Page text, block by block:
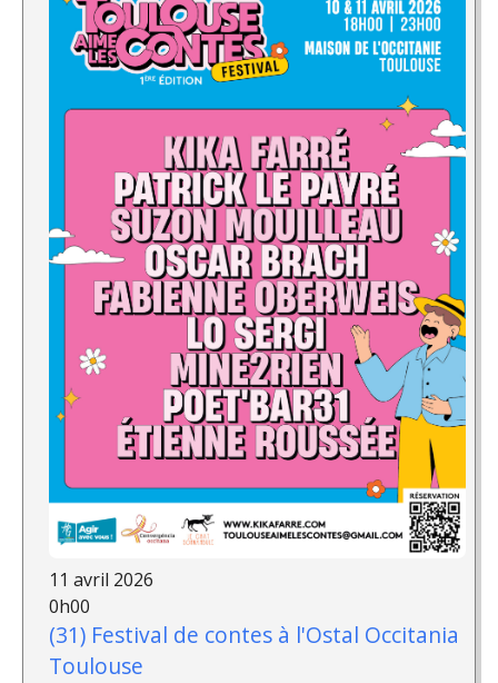
11 avril 2026
0h00
(31) Festival de contes à l'Ostal Occitania
Toulouse